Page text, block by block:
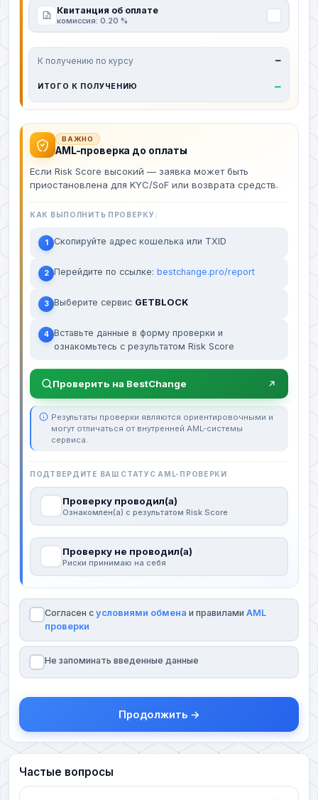
Квитанция об оплате
комиссия: 0.20 %
К получению по курсу —
ИТОГО К ПОЛУЧЕНИЮ —
ВАЖНО
AML-проверка до оплаты
Если Risk Score высокий — заявка может быть
приостановлена для KYC/SoF или возврата средств.
КАК ВЫПОЛНИТЬ ПРОВЕРКУ:
1 Скопируйте адрес кошелька или TXID
2 Перейдите по ссылке: bestchange.pro/report
3 Выберите сервис GETBLOCK
4 Вставьте данные в форму проверки и
ознакомьтесь с результатом Risk Score
Проверить на BestChange
Результаты проверки являются ориентировочными и
могут отличаться от внутренней AML-системы
сервиса.
ПОДТВЕРДИТЕ ВАШ СТАТУС AML-ПРОВЕРКИ
Проверку проводил(а)
Ознакомлен(а) с результатом Risk Score
Проверку не проводил(а)
Риски принимаю на себя
Согласен с условиями обмена и правилами AML
проверки
Не запоминать введенные данные
Продолжить →
Частые вопросы